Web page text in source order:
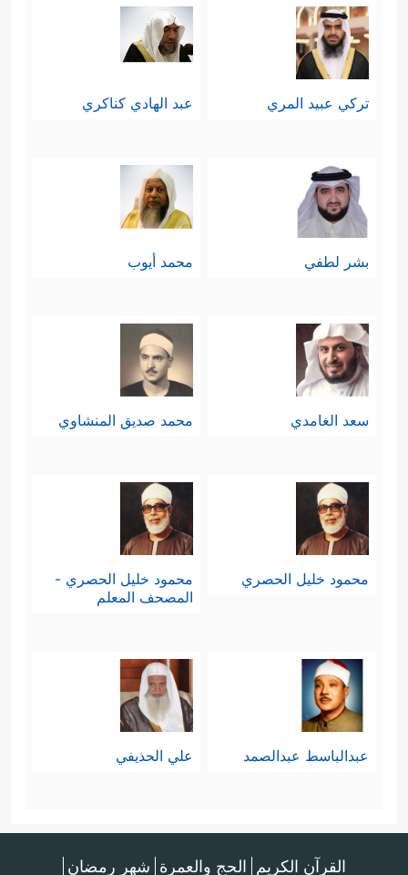
تركي عبيد المري عبد الهادي كناكري
بشر لطفي محمد أيوب
سعد الغامدي محمد صديق المنشاوي
محمود خليل الحصري
محمود خليل الحصري -
المصحف المعلم
عبدالباسط عبدالصمد علي الحذيفي
القرآن الكريم الحج والعمرة شهر رمضان